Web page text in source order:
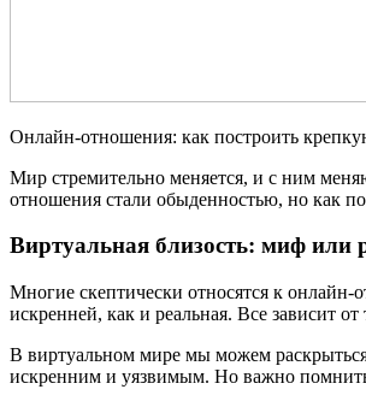
Онлайн-отношения: как построить
Мир стремительно меняется, и с ним
отношения стали обыденностью, но как
Виртуальная близость: миф или
Многие скептически относятся к
искренней, как и реальная. Все зависит
В виртуальном мире мы можем
искренним и уязвимым. Но важно